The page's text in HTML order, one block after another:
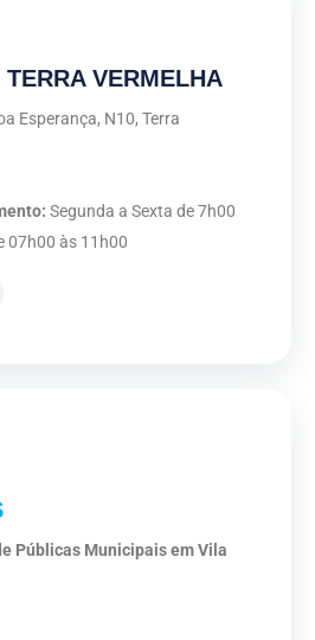
VERMELHA
Esperança, N10, Terra
Segunda a Sexta de 7h00
07h00 às 11h00
Públicas Municipais em Vila